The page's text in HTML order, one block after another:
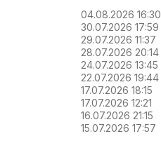
04.08.2026 16:30
30.07.2026 17:59
29.07.2026 11:37
28.07.2026 20:14
24.07.2026 13:45
22.07.2026 19:44
17.07.2026 18:15
17.07.2026 12:21
16.07.2026 21:15
15.07.2026 17:57